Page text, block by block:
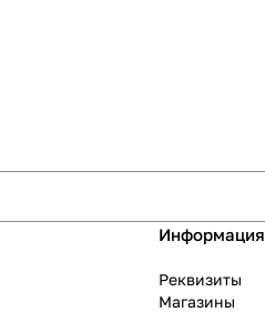
Информация
Реквизиты
Магазины